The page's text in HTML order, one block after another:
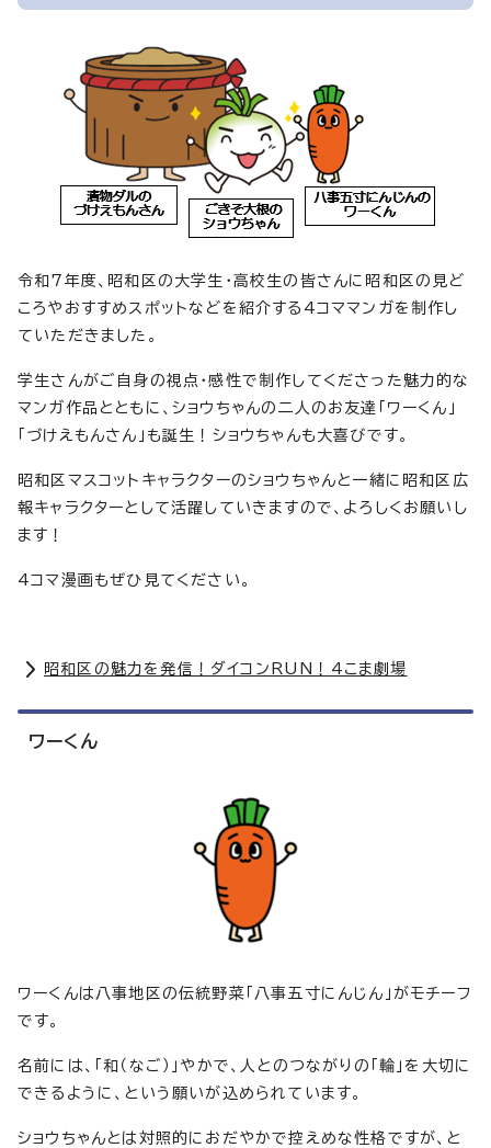
令和7年度、昭和区の大学生・高校生の皆さんに昭和区の見ど
ころやおすすめスポットなどを紹介する4コママンガを制作し
ていただきました。
学生さんがご自身の視点・感性で制作してくださった魅力的な
マンガ作品とともに、ショウちゃんの二人のお友達「ワーくん」
「づけえもんさん」も誕生！ショウちゃんも大喜びです。
昭和区マスコットキャラクターのショウちゃんと一緒に昭和区広
報キャラクターとして活躍していきますので、よろしくお願いし
ます！
4コマ漫画もぜひ見てください。
昭和区の魅力を発信！ダイコンRUN！4こま劇場
ワーくん
ワーくんは八事地区の伝統野菜「八事五寸にんじん」がモチーフ
です。
名前には、「和（なご）」やかで、人とのつながりの「輪」を大切に
できるように、という願いが込められています。
ショウちゃんとは対照的におだやかで控えめな性格ですが、と